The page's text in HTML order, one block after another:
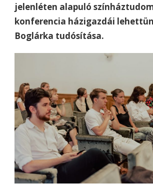
jelenléten alapuló
konferencia házigazdái
Boglárka tudósítása.